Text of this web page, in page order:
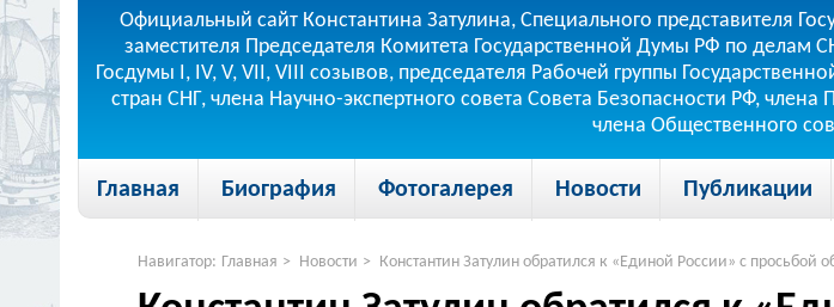
Официальный сайт Константина Затулина, Специального представителя
заместителя Председателя Комитета Государственной Думы РФ по делам
Госдумы I, IV, V, VII, VIII созывов, председателя Рабочей группы
стран СНГ, члена Научно-экспертного совета Совета Безопасности РФ,
члена Общественного
Главная Биография Фотогалерея Новости Публикации
Навигатор: Главная > Новости > Константин Затулин обратился к «Единой России» с